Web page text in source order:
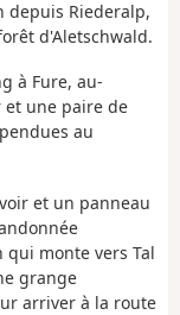
depuis Riederalp,
d'Aletschwald.
à Fure, au-
et une paire de
au
et un panneau
monte vers Tal
grange
arriver à la route